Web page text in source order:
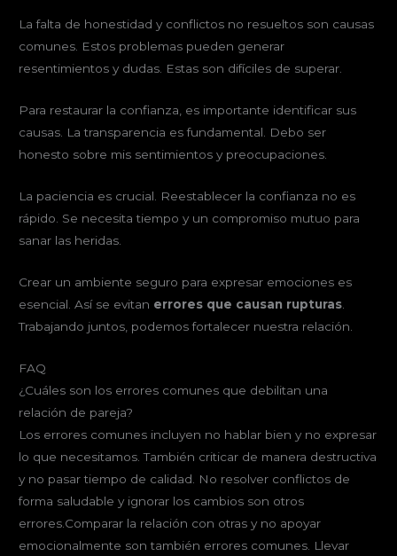
La falta de honestidad y conflictos no resueltos son causas
comunes. Estos problemas pueden generar
resentimientos y dudas. Estas son difíciles de superar.
Para restaurar la confianza, es importante identificar sus
causas. La transparencia es fundamental. Debo ser
honesto sobre mis sentimientos y preocupaciones.
La paciencia es crucial. Reestablecer la confianza no es
rápido. Se necesita tiempo y un compromiso mutuo para
sanar las heridas.
Crear un ambiente seguro para expresar emociones es
esencial. Así se evitan errores que causan rupturas
Trabajando juntos, podemos fortalecer nuestra relación.
FAQ
¿Cuáles son los errores comunes que debilitan una
relación de pareja?
Los errores comunes incluyen no hablar bien y no expresar
lo que necesitamos. También criticar de manera destructiva
y no pasar tiempo de calidad. No resolver conflictos de
forma saludable y ignorar los cambios son otros
errores.Comparar la relación con otras y no apoyar
emocionalmente son también errores comunes. Llevar